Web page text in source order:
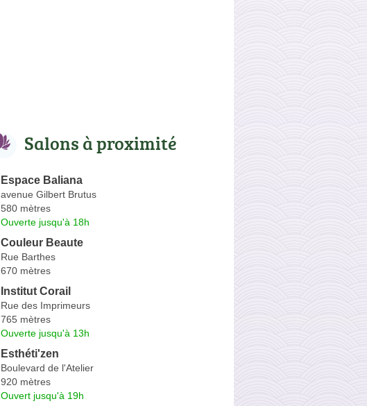
Salons à proximité
Espace Baliana
avenue Gilbert Brutus
580 mètres
Ouverte jusqu'à 18h
Couleur Beaute
Rue Barthes
670 mètres
Institut Corail
Rue des Imprimeurs
765 mètres
Ouverte jusqu'à 13h
Esthéti'zen
Boulevard de l'Atelier
920 mètres
Ouvert jusqu'à 19h